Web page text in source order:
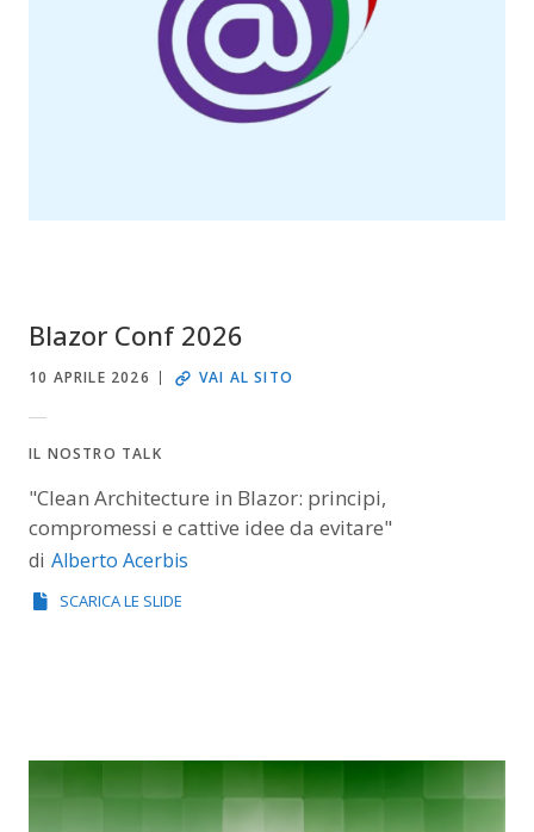
Blazor Conf 2026
10 APRILE 2026 VAI AL SITO
IL NOSTRO TALK
"Clean Architecture in Blazor: principi,
compromessi e cattive idee da evitare"
di Alberto Acerbis
SCARICA LE SLIDE